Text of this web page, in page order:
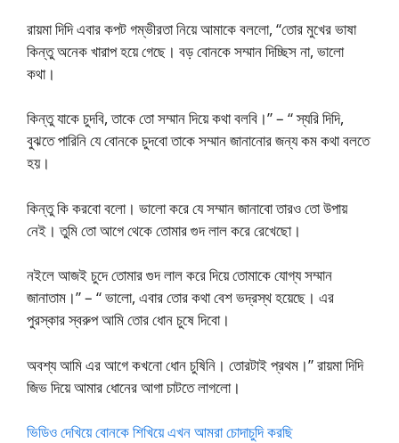
রায়মা দিদি এবার কপট গম্ভীরতা নিয়ে আমাকে বললো, “তোর মুখের ভাষা
কিন্তু অনেক খারাপ হয়ে গেছে। বড় বোনকে সম্মান দিচ্ছিস না, ভালো
কথা।
কিন্তু যাকে চুদবি, তাকে তো সম্মান দিয়ে কথা বলবি।” – “ স্যরি দিদি,
বুঝতে পারিনি যে বোনকে চুদবো তাকে সম্মান জানানোর জন্য কম কথা বলতে
হয়।
কিন্তু কি করবো বলো। ভালো করে যে সম্মান জানাবো তারও তো উপায়
নেই। তুমি তো আগে থেকে তোমার গুদ লাল করে রেখেছো।
নইলে আজই চুদে তোমার গুদ লাল করে দিয়ে তোমাকে যোগ্য সম্মান
জানাতাম।” – “ ভালো, এবার তোর কথা বেশ ভদ্রস্থ হয়েছে। এর
পুরস্কার স্বরুপ আমি তোর ধোন চুষে দিবো।
অবশ্য আমি এর আগে কখনো ধোন চুষিনি। তোরটাই প্রথম।” রায়মা দিদি
জিভ দিয়ে আমার ধোনের আগা চাটতে লাগলো।
ভিডিও দেখিয়ে বোনকে শিখিয়ে এখন আমরা চোদাচুদি করছি